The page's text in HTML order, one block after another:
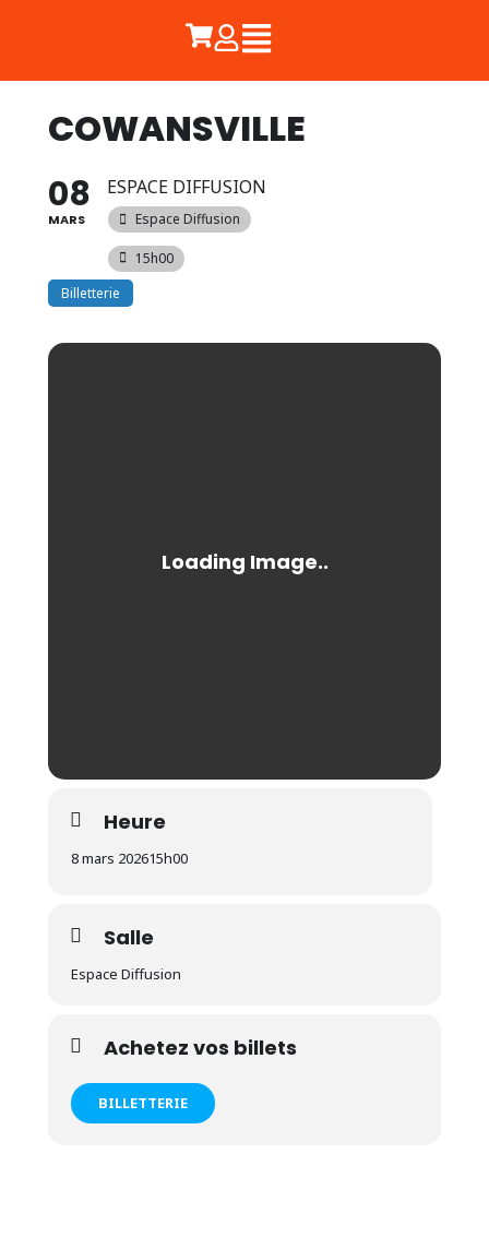
COWANSVILLE
08
MARS
ESPACE DIFFUSION
Espace Diffusion
15h00
Billetterie
Heure
8 mars 202615h00
Salle
Espace Diffusion
Achetez vos billets
BILLETTERIE